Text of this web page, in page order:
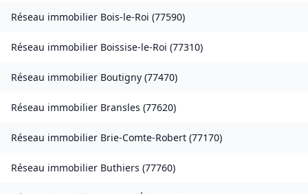
Réseau immobilier Bois-le-Roi (77590)
Réseau immobilier Boissise-le-Roi (77310)
Réseau immobilier Boutigny (77470)
Réseau immobilier Bransles (77620)
Réseau immobilier Brie-Comte-Robert (77170)
Réseau immobilier Buthiers (77760)